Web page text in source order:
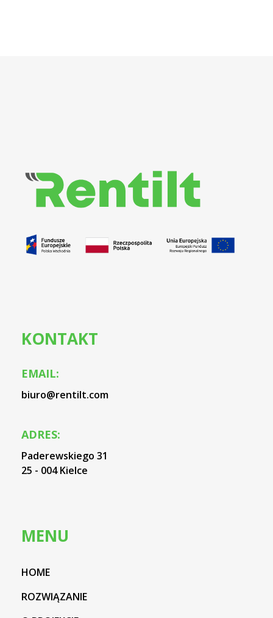
KONTAKT
EMAIL:
biuro@rentilt.com
ADRES:
Paderewskiego 31
25 - 004 Kielce
MENU
HOME
ROZWIĄZANIE